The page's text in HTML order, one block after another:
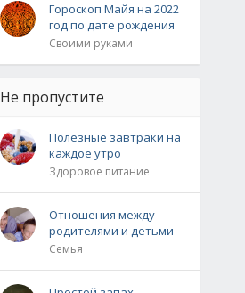
Гороскоп Майя на 2022
год по дате рождения
Своими руками
Не пропустите
Полезные завтраки на
каждое утро
Здоровое питание
Отношения между
родителями и детьми
Семья